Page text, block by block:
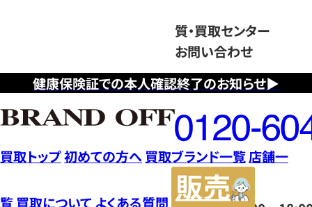
健康保険証での本人確認終了のお知らせ▶
質・買取センター
お問い合わせ
フ
リ
ー
ダ
イ
ヤ
買取トップ初めての方へ 買取ブランド一覧店舗一
覧 買取について よくある質問